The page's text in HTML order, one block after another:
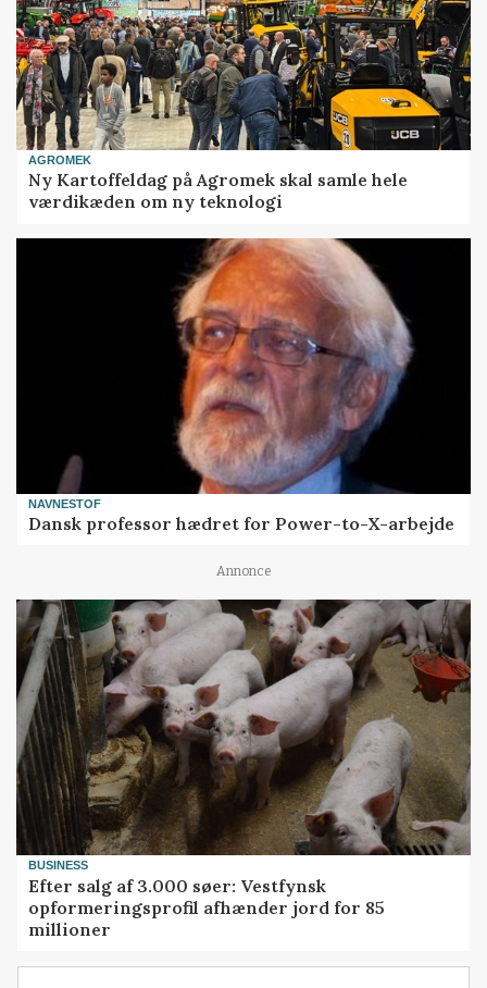
AGROMEK
Ny Kartoffeldag på Agromek skal samle hele
værdikæden om ny teknologi
NAVNESTOF
Dansk professor hædret for Power-to-X-arbejde
Annonce
BUSINESS
Efter salg af 3.000 søer: Vestfynsk
opformeringsprofil afhænder jord for 85
millioner